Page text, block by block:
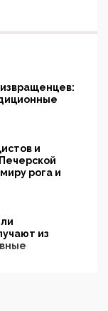
и
рога и
из